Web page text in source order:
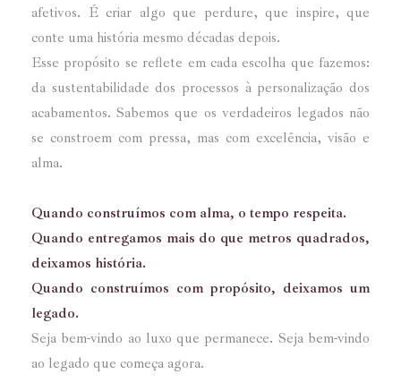
afetivos. É criar algo que perdure, que inspire, que
conte uma história mesmo décadas depois.
Esse propósito se reflete em cada escolha que fazemos:
da sustentabilidade dos processos à personalização dos
acabamentos. Sabemos que os verdadeiros legados não
se constroem com pressa, mas com excelência, visão e
alma.
Quando construímos com alma, o tempo respeita.
Quando entregamos mais do que metros quadrados,
deixamos história.
Quando construímos com propósito, deixamos um
legado.
Seja bem-vindo ao luxo que permanece. Seja bem-vindo
ao legado que começa agora.